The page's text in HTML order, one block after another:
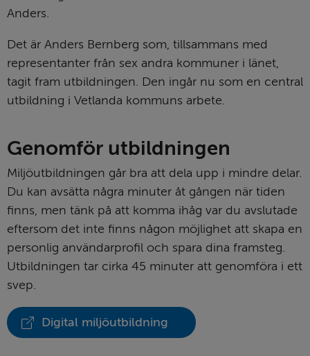
Anders.
Det är Anders Bernberg som, tillsammans med
representanter från sex andra kommuner i länet,
tagit fram utbildningen. Den ingår nu som en central
utbildning i Vetlanda kommuns arbete.
Genomför utbildningen
Miljöutbildningen går bra att dela upp i mindre delar.
Du kan avsätta några minuter åt gången när tiden
finns, men tänk på att komma ihåg var du avslutade
eftersom det inte finns någon möjlighet att skapa en
personlig användarprofil och spara dina framsteg.
Utbildningen tar cirka 45 minuter att genomföra i ett
svep.
Digital miljöutbildning
(Länk